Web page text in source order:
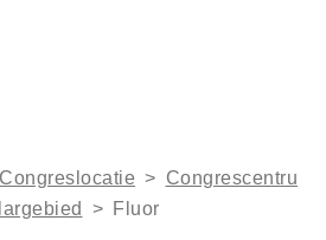
Congreslocatie > Congrescentru
> Fluor